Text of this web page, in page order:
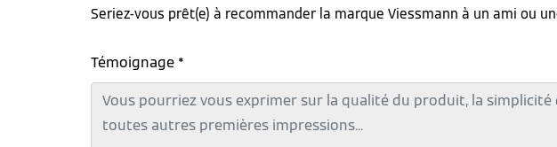
Seriez-vous prêt(e) à recommander la marque Viessmann à un ami ou
Témoignage *